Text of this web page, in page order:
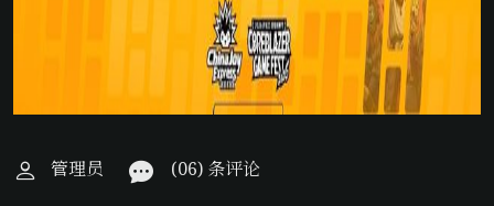
管理员 (06) 条评论